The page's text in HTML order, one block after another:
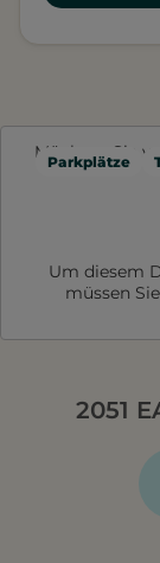
Parkplätze
Möchten Sie
Um diesem
müssen Sie
2051